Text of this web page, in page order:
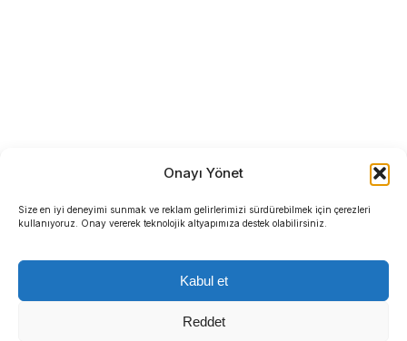
Onayı Yönet
Size en iyi deneyimi sunmak ve reklam gelirlerimizi sürdürebilmek için çerezleri
kullanıyoruz. Onay vererek teknolojik altyapımıza destek olabilirsiniz.
Kabul et
Reddet